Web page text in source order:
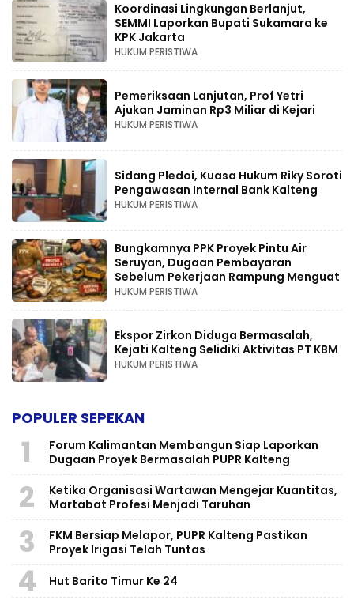
Koordinasi Lingkungan Berlanjut,
SEMMI Laporkan Bupati Sukamara ke
KPK Jakarta
HUKUM PERISTIWA
Pemeriksaan Lanjutan, Prof Yetri
Ajukan Jaminan Rp3 Miliar di Kejari
HUKUM PERISTIWA
Sidang Pledoi, Kuasa Hukum Riky Soroti
Pengawasan Internal Bank Kalteng
HUKUM PERISTIWA
Bungkamnya PPK Proyek Pintu Air
Seruyan, Dugaan Pembayaran
Sebelum Pekerjaan Rampung Menguat
HUKUM PERISTIWA
Ekspor Zirkon Diduga Bermasalah,
Kejati Kalteng Selidiki Aktivitas PT KBM
HUKUM PERISTIWA
POPULER SEPEKAN
1
Forum Kalimantan Membangun Siap Laporkan
Dugaan Proyek Bermasalah PUPR Kalteng
2
Ketika Organisasi Wartawan Mengejar Kuantitas,
Martabat Profesi Menjadi Taruhan
3
FKM Bersiap Melapor, PUPR Kalteng Pastikan
Proyek Irigasi Telah Tuntas
4 Hut Barito Timur Ke 24